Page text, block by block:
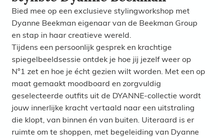
Bied mee op een exclusieve stylingworkshop met
Dyanne Beekman eigenaar van de Beekman Group
en stap in haar creatieve wereld.
Tijdens een persoonlijk gesprek en krachtige
spiegelbeeldsessie ontdek je hoe jij jezelf weer op
N°1 zet en hoe je écht gezien wilt worden. Met een op
maat gemaakt moodboard en zorgvuldig
geselecteerde outfits uit de DYANNE-collectie wordt
jouw innerlijke kracht vertaald naar een uitstraling
die klopt, van binnen én van buiten. Uiteraard is er
ruimte om te shoppen, met begeleiding van Dyanne